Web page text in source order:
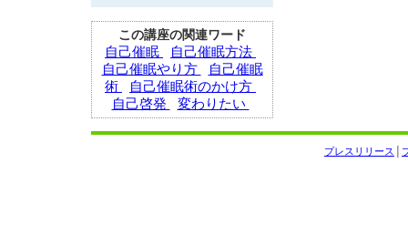
この講座の関連ワード
自己催眠
自己催眠方法
自己催眠やり方
自己催眠
術
自己催眠術のかけ方
自己啓発
変わりたい
プレスリリース